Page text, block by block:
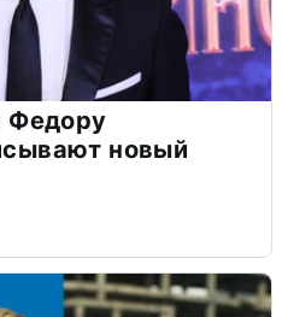
Федору
новый